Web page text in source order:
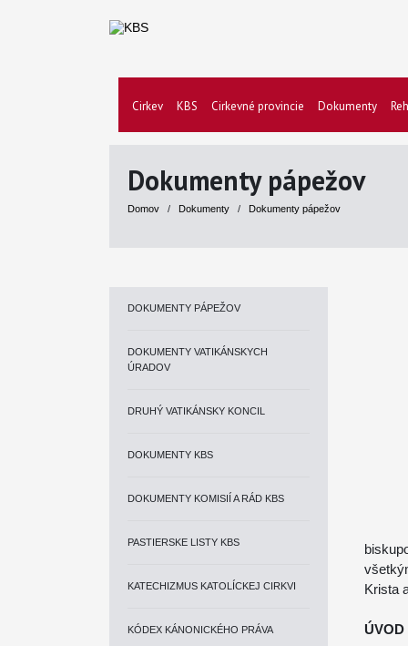
Cirkev KBS Cirkevné provincie Dokumenty
Dokumenty pápežov
Domov / Dokumenty / Dokumenty pápežov
DOKUMENTY PÁPEŽOV
DOKUMENTY VATIKÁNSKYCH
ÚRADOV
DRUHÝ VATIKÁNSKY KONCIL
DOKUMENTY KBS
DOKUMENTY KOMISIÍ A RÁD KBS
PASTIERSKE LISTY KBS
KATECHIZMUS KATOLÍCKEJ CIRKVI
KÓDEX KÁNONICKÉHO PRÁVA
Krista
ÚVOD